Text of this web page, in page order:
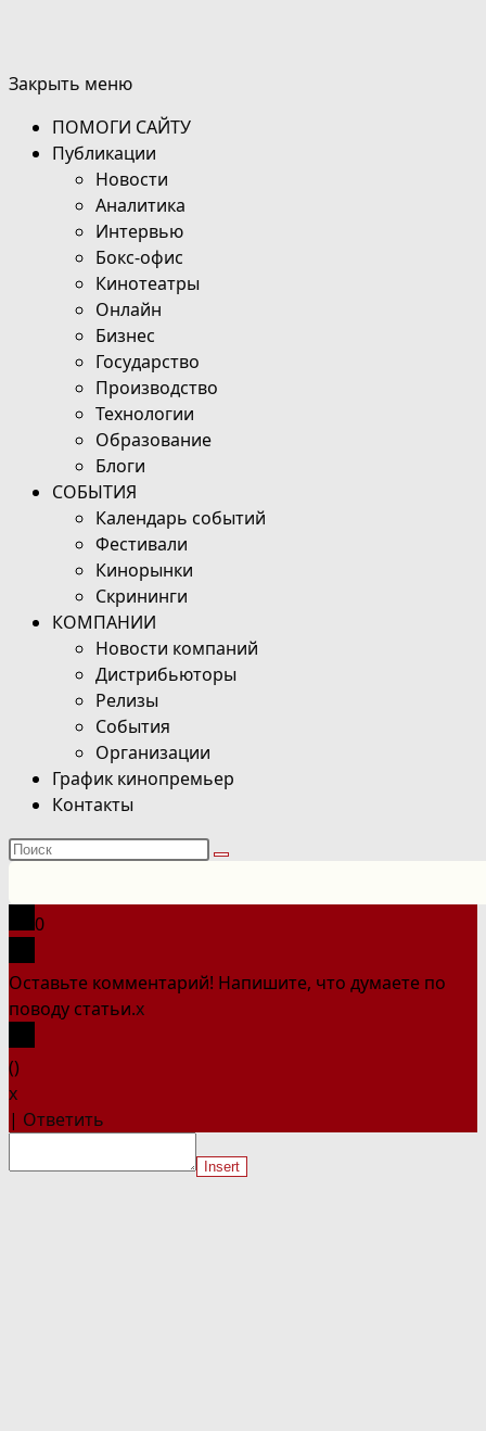
Закрыть меню
ПОМОГИ САЙТУ
Публикации
Новости
Аналитика
Интервью
Бокс-офис
Кинотеатры
Онлайн
Бизнес
Государство
Производство
Технологии
Образование
Блоги
СОБЫТИЯ
Календарь событий
Фестивали
Кинорынки
Скрининги
КОМПАНИИ
Новости компаний
Дистрибьюторы
Релизы
События
Организации
График кинопремьер
Контакты
Поиск
сайте
0
Оставьте комментарий! Напишите, что думаете по
поводу статьи.x
()
x
| Ответить
Insert